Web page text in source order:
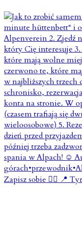
Zapisz sobie 👇🏼 📍